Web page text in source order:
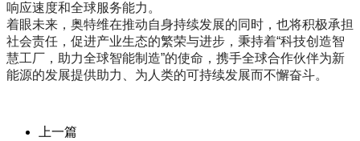
响应速度和全球服务能力。
着眼未来，奥特维在推动自身持续发展的同时，也将积极承担
社会责任，促进产业生态的繁荣与进步，秉持着“科技创造智
慧工厂，助力全球智能制造”的使命，携手全球合作伙伴为新
能源的发展提供助力、为人类的可持续发展而不懈奋斗。
上一篇